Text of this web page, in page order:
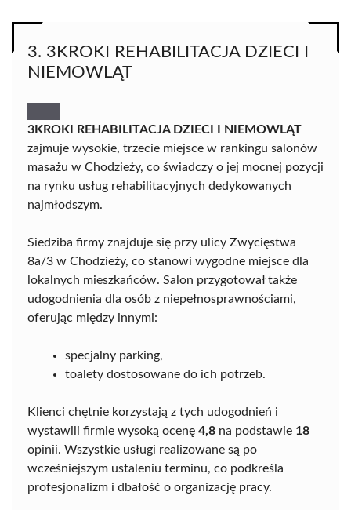
3. 3KROKI REHABILITACJA DZIECI I
NIEMOWLĄT
3KROKI REHABILITACJA DZIECI I NIEMOWLĄT
zajmuje wysokie, trzecie miejsce w rankingu salonów
masażu w Chodzieży, co świadczy o jej mocnej pozycji
na rynku usług rehabilitacyjnych dedykowanych
najmłodszym.
Siedziba firmy znajduje się przy ulicy Zwycięstwa
8a/3 w Chodzieży, co stanowi wygodne miejsce dla
lokalnych mieszkańców. Salon przygotował także
udogodnienia dla osób z niepełnosprawnościami,
oferując między innymi:
specjalny parking,
toalety dostosowane do ich potrzeb.
Klienci chętnie korzystają z tych udogodnień i
wystawili firmie wysoką ocenę 4,8 na podstawie 18
opinii. Wszystkie usługi realizowane są po
wcześniejszym ustaleniu terminu, co podkreśla
profesjonalizm i dbałość o organizację pracy.